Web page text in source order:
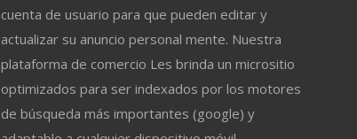
cuenta de usuario para que pueden editar y
actualizar su anuncio personal mente. Nuestra
plataforma de comercio Les brinda un micrositio
optimizados para ser indexados por los motores
de búsqueda más importantes (google) y